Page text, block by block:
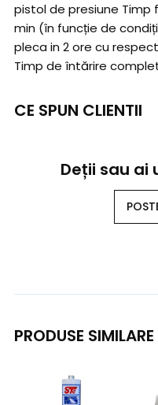
pistol de presiune Timp
min (în funcție de
pleca in 2 ore cu
Timp de întărire
CE SPUN CLIENTII
Deții sau ai
PRODUSE SIMILARE